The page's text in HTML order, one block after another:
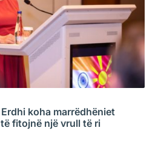
koha marrëdhëniet
fitojnë një vrull të ri